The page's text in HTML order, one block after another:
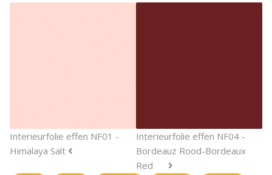
Interieurfolie effen NF01 -
Himalaya Salt
Interieurfolie effen NF04 -
Bordeauz Rood-Bordeaux
Red